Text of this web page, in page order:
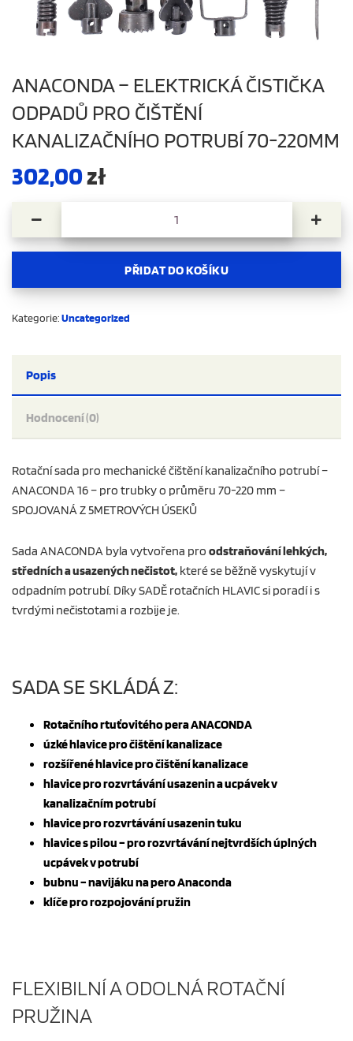
ANACONDA – ELEKTRICKÁ ČISTIČKA
ODPADŮ PRO ČIŠTĚNÍ
KANALIZAČNÍHO POTRUBÍ 70-220MM
302,00zł
Anaconda - elektrická čistička odpadů pro čištění
PŘIDAT DO KOŠÍKU
Kategorie:Uncategorized
Popis
Hodnocení (0)
Rotační sada pro mechanické čištění kanalizačního potrubí –
ANACONDA 16 – pro trubky o průměru 70-220 mm –
SPOJOVANÁ Z 5METROVÝCH ÚSEKŮ
Sada ANACONDA byla vytvořena pro odstraňování lehkých,
středních a usazených nečistot, které se běžně vyskytují v
odpadním potrubí. Díky SADĚ rotačních HLAVIC si poradí i s
tvrdými nečistotami a rozbije je.
SADA SE SKLÁDÁ Z:
Rotačního rtuťovitého pera ANACONDA
úzké hlavice pro čištění kanalizace
rozšířené hlavice pro čištění kanalizace
hlavice pro rozvrtávání usazenin a ucpávek v
kanalizačním potrubí
hlavice pro rozvrtávání usazenin tuku
hlavice s pilou – pro rozvrtávání nejtvrdších úplných
ucpávek v potrubí
bubnu – navijáku na pero Anaconda
klíče pro rozpojování pružin
FLEXIBILNÍ A ODOLNÁ ROTAČNÍ
PRUŽINA